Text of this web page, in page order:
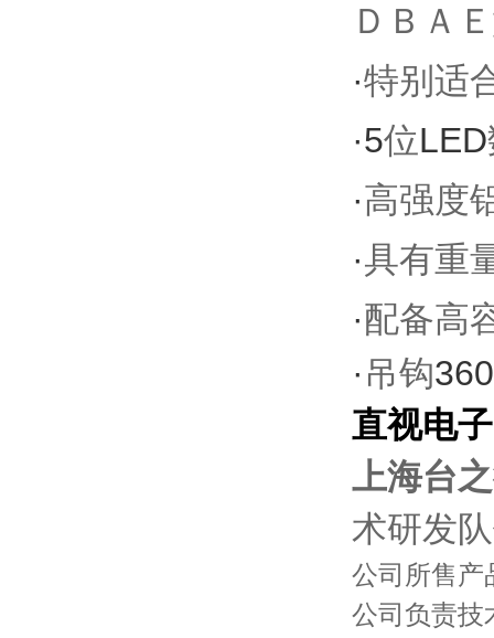
ＤＢＡ
·特别适
·5位LED
·高强度
·具有重
·配备高
· 吊钩360
直视电
上海台
术研发
公司所售产
公司负责技